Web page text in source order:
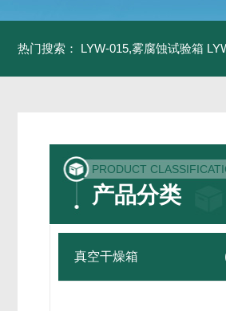
热门搜索： LYW-015,雾腐蚀试验箱
PRODUCT
产品分类
真空干燥箱